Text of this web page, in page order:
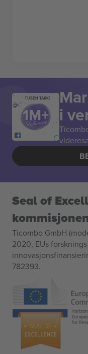
TUSEN TAKK!
i
Seal of
kommisjonen
Ticombo GmbH
2020, EUs
782393.